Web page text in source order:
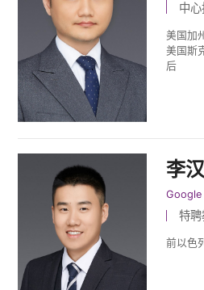
中
美国加
美国斯
后
李
特
前以色